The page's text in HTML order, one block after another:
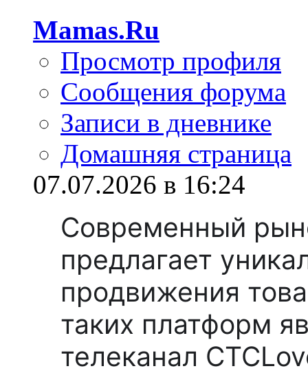
Mamas.Ru
Просмотр профиля
Сообщения форума
Записи в дневнике
Домашняя страница
07.07.2026 в 16:24
Современный
предлагает
продвижения
таких платформ
телеканал